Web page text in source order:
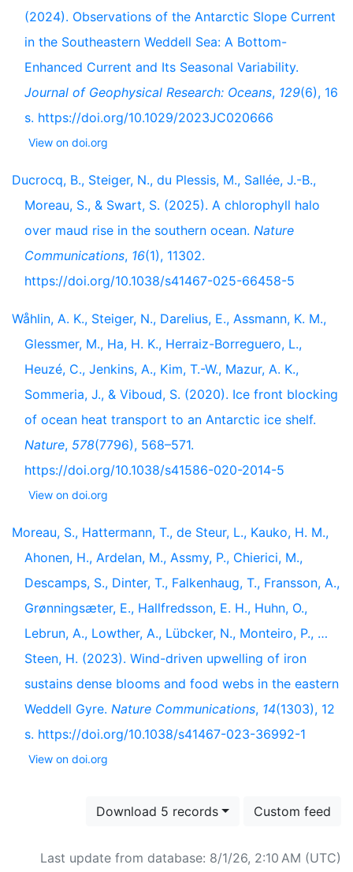
(2024). Observations of the Antarctic Slope Current
in the Southeastern Weddell Sea: A Bottom-
Enhanced Current and Its Seasonal Variability.
Journal of Geophysical Research: Oceans, 129(6), 16
s. https://doi.org/10.1029/2023JC020666
View on doi.org
Ducrocq, B., Steiger, N., du Plessis, M., Sallée, J.-B.,
Moreau, S., & Swart, S. (2025). A chlorophyll halo
over maud rise in the southern ocean. Nature
Communications, 16(1), 11302.
https://doi.org/10.1038/s41467-025-66458-5
Wåhlin, A. K., Steiger, N., Darelius, E., Assmann, K. M.,
Glessmer, M., Ha, H. K., Herraiz-Borreguero, L.,
Heuzé, C., Jenkins, A., Kim, T.-W., Mazur, A. K.,
Sommeria, J., & Viboud, S. (2020). Ice front blocking
of ocean heat transport to an Antarctic ice shelf.
Nature, 578(7796), 568–571.
https://doi.org/10.1038/s41586-020-2014-5
View on doi.org
Moreau, S., Hattermann, T., de Steur, L., Kauko, H. M.,
Ahonen, H., Ardelan, M., Assmy, P., Chierici, M.,
Descamps, S., Dinter, T., Falkenhaug, T., Fransson, A.,
Grønningsæter, E., Hallfredsson, E. H., Huhn, O.,
Lebrun, A., Lowther, A., Lübcker, N., Monteiro, P., …
Steen, H. (2023). Wind-driven upwelling of iron
sustains dense blooms and food webs in the eastern
Weddell Gyre. Nature Communications, 14(1303), 12
s. https://doi.org/10.1038/s41467-023-36992-1
View on doi.org
Download 5 records Custom feed
Last update from database: 8/1/26, 2:10 AM (UTC)